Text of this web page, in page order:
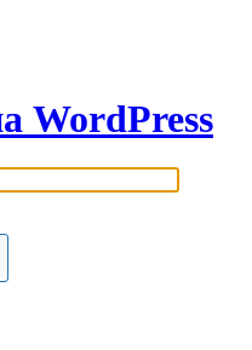
WordPress